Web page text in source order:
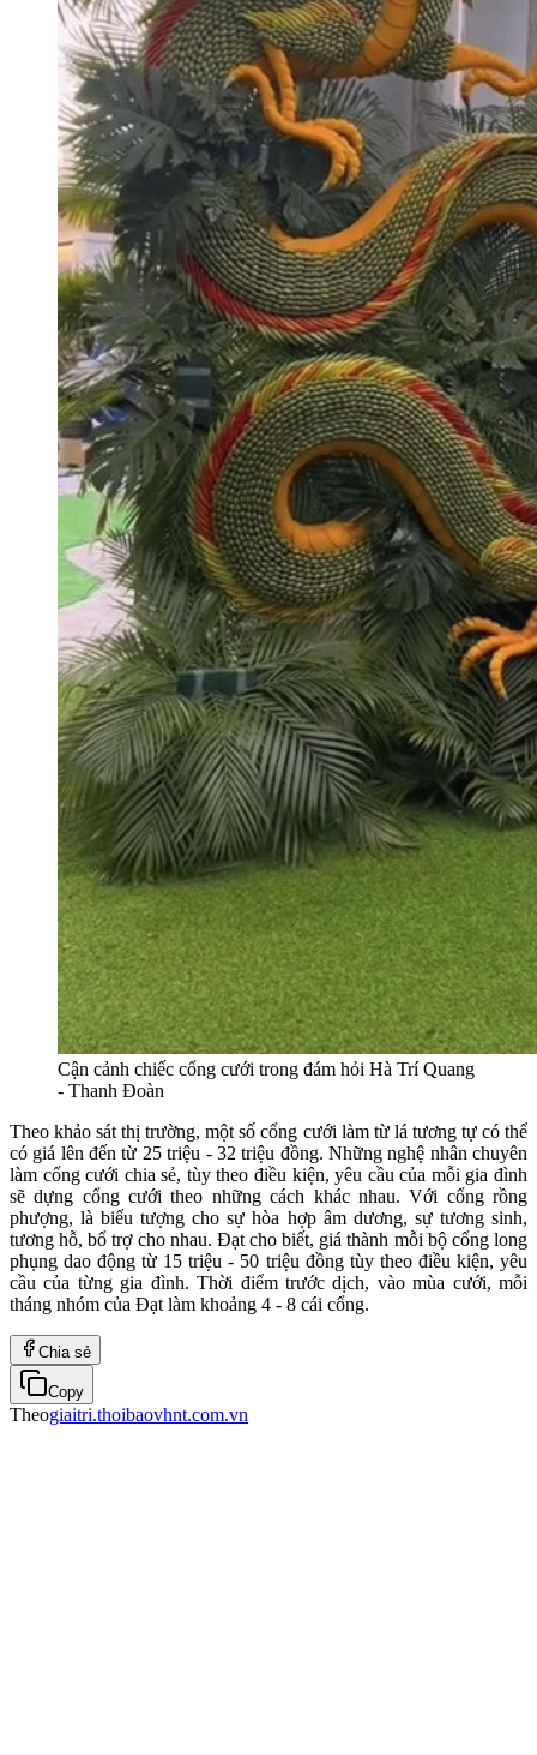
Cận cảnh chiếc cổng cưới trong đám hỏi Hà Trí Quang
- Thanh Đoàn
Theo khảo sát thị trường, một số cổng cưới làm từ lá tương tự có thể
có giá lên đến từ 25 triệu - 32 triệu đồng. Những nghệ nhân chuyên
làm cổng cưới chia sẻ, tùy theo điều kiện, yêu cầu của mỗi gia đình
sẽ dựng cổng cưới theo những cách khác nhau. Với cổng rồng
phượng, là biểu tượng cho sự hòa hợp âm dương, sự tương sinh,
tương hỗ, bổ trợ cho nhau. Đạt cho biết, giá thành mỗi bộ cổng long
phụng dao động từ 15 triệu - 50 triệu đồng tùy theo điều kiện, yêu
cầu của từng gia đình. Thời điểm trước dịch, vào mùa cưới, mỗi
tháng nhóm của Đạt làm khoảng 4 - 8 cái cổng.
Chia sẻ
Copy
Theogiaitri.thoibaovhnt.com.vn